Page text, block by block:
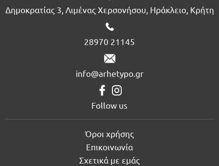
Δημοκρατίας 3, Λιμένας Χερσονήσου, Ηράκλειο, Κρήτη
28970 21145
info@arhetypo.gr
Follow us
Όροι χρήσης
Επικοινωνία
Σχετικά με εμάς